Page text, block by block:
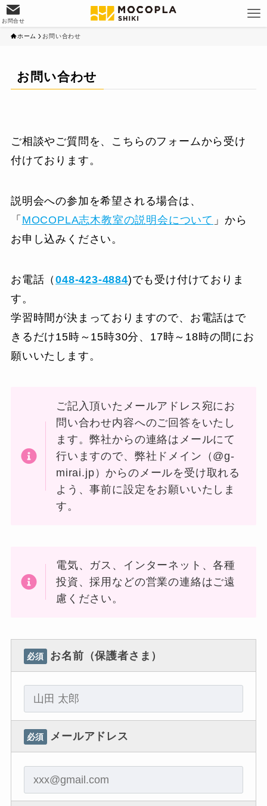
お問合せ
ホーム お問い合わせ
お問い合わせ
ご相談やご質問を、こちらのフォームから受け
付けております。
説明会への参加を希望される場合は、
「 MOCOPLA志木教室の説明会について 」から
お申し込みください。
お電話（048-423-4884)でも受け付けておりま
す。
学習時間が決まっておりますので、お電話はで
きるだけ15時～15時30分、17時～18時の間にお
願いいたします。
ご記入頂いたメールアドレス宛にお
問い合わせ内容へのご回答をいたし
ます。弊社からの連絡はメールにて
行いますので、弊社ドメイン（@g-
mirai.jp）からのメールを受け取れる
よう、事前に設定をお願いいたしま
す。
電気、ガス、インターネット、各種
投資、採用などの営業の連絡はご遠
慮ください。
必須 お名前（保護者さま）
必須 メールアドレス